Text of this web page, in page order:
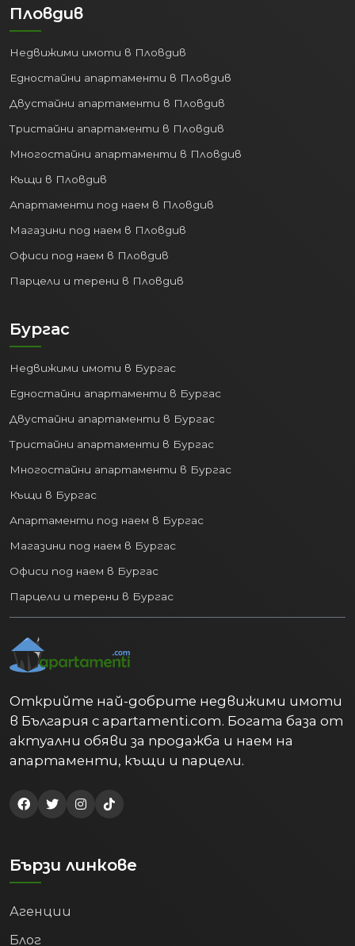
Пловдив
Недвижими имоти в Пловдив
Едностайни апартаменти в Пловдив
Двустайни апартаменти в Пловдив
Тристайни апартаменти в Пловдив
Многостайни апартаменти в Пловдив
Къщи в Пловдив
Апартаменти под наем в Пловдив
Магазини под наем в Пловдив
Офиси под наем в Пловдив
Парцели и терени в Пловдив
Бургас
Недвижими имоти в Бургас
Едностайни апартаменти в Бургас
Двустайни апартаменти в Бургас
Тристайни апартаменти в Бургас
Многостайни апартаменти в Бургас
Къщи в Бургас
Апартаменти под наем в Бургас
Магазини под наем в Бургас
Офиси под наем в Бургас
Парцели и терени в Бургас
Открийте най-добрите недвижими имоти
в България с apartamenti.com. Богата база от
актуални обяви за продажба и наем на
апартаменти, къщи и парцели.
Бързи линкове
Агенции
Блог